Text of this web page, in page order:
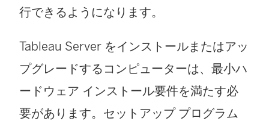
ク
開
く
)
行できるようになります。
Tableau Server をインストールまたはアッ
プグレードするコンピューターは、最小ハ
ードウェア インストール要件を満たす必
要があります。セットアップ プログラム